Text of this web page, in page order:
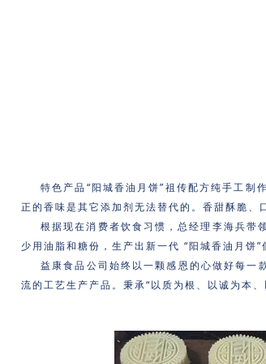
特色产品“阳城香油月饼”祖传配方纯手工
正的香味是其它添加剂无法替代的。香甜酥脆、
根据现在消费者饮食习惯，总经理李海兵带
少用油脂和糖份，生产出新一代 “阳城香油月饼”
益康食品公司始终以一颗感恩的心做好每一
流的工艺生产产品。秉承“以质为根、以诚为本